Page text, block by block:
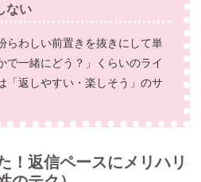
ない
らわしい前置きを抜きにして単
一緒にどう？」くらいのライ
「返しやすい・楽しそう」のサ
返信ペースにメリハリ